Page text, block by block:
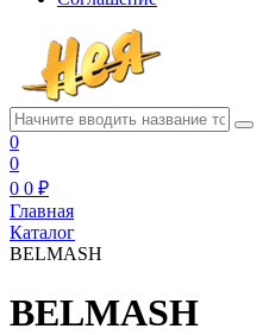
0
0
0 0 ₽
Главная
Каталог
BELMASH
BELMASH